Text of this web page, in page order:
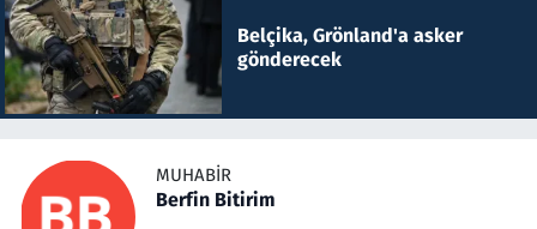
Belçika, Grönland'a asker
gönderecek
MUHABIR
Berfin Bitirim